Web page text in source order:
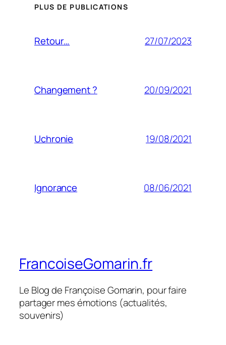
PLUS DE PUBLICATIONS
Retour… 27/07/2023
Changement ? 20/09/2021
Uchronie 19/08/2021
Ignorance 08/06/2021
FrancoiseGomarin.fr
Le Blog de Françoise Gomarin, pour faire
partager mes émotions (actualités,
souvenirs)